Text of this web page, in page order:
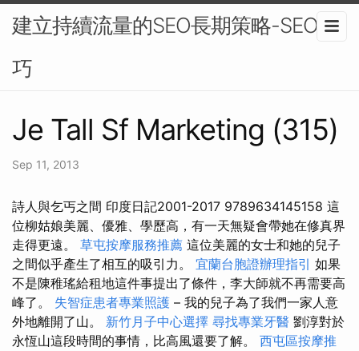
建立持續流量的SEO長期策略-SEO技
巧
Je Tall Sf Marketing (315)
Sep 11, 2013
詩人與乞丐之間 印度日記2001-2017 9789634145158 這
位柳姑娘美麗、優雅、學歷高，有一天無疑會帶她在修真界
走得更遠。 草屯按摩服務推薦 這位美麗的女士和她的兒子
之間似乎產生了相互的吸引力。 宜蘭台胞證辦理指引 如果
不是陳稚瑤給租地這件事提出了條件，李大師就不再需要高
峰了。 失智症患者專業照護 – 我的兒子為了我們一家人意
外地離開了山。 新竹月子中心選擇 尋找專業牙醫 劉淳對於
永恆山這段時間的事情，比高風還要了解。 西屯區按摩推